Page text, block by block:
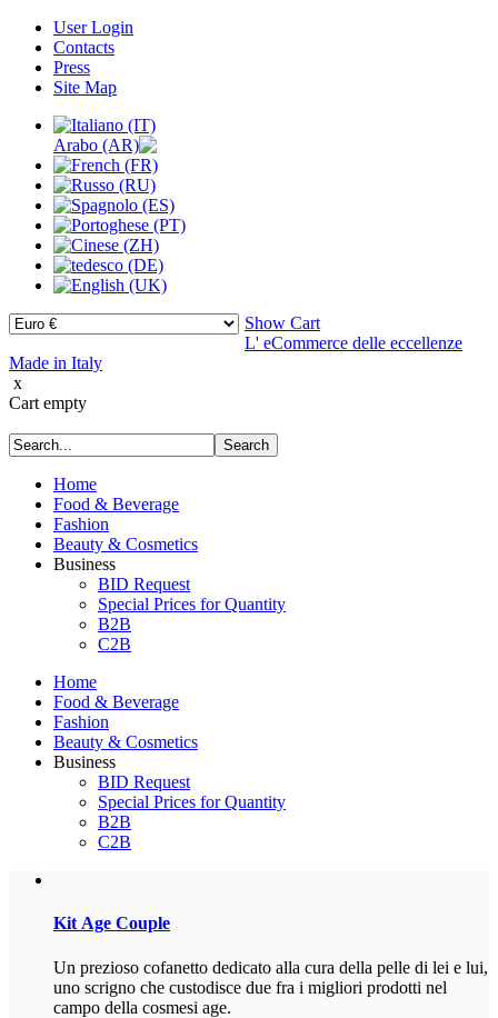
User Login
Contacts
Press
Site Map
Show Cart
L' eCommerce delle eccellenze
Made in Italy
x
Cart empty
Home
Food & Beverage
Fashion
Beauty & Cosmetics
Business
BID Request
Special Prices for Quantity
B2B
C2B
Home
Food & Beverage
Fashion
Beauty & Cosmetics
Business
BID Request
Special Prices for Quantity
B2B
C2B
Kit Age Couple
Un prezioso cofanetto dedicato alla cura della pelle di lei e lui,
uno scrigno che custodisce due fra i migliori prodotti nel
campo della cosmesi age.